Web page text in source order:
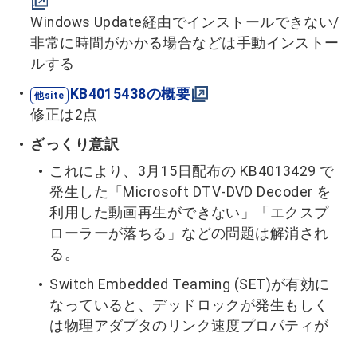
Windows Update経由でインストールできない/
非常に時間がかかる場合などは手動インストー
ルする
KB4015438の概要
修正は2点
ざっくり意訳
これにより、3月15日配布の KB4013429 で
発生した「Microsoft DTV-DVD Decoder を
利用した動画再生ができない」「エクスプ
ローラーが落ちる」などの問題は解消され
る。
Switch Embedded Teaming (SET)が有効に
なっていると、デッドロックが発生もしく
は物理アダプタのリンク速度プロパティが